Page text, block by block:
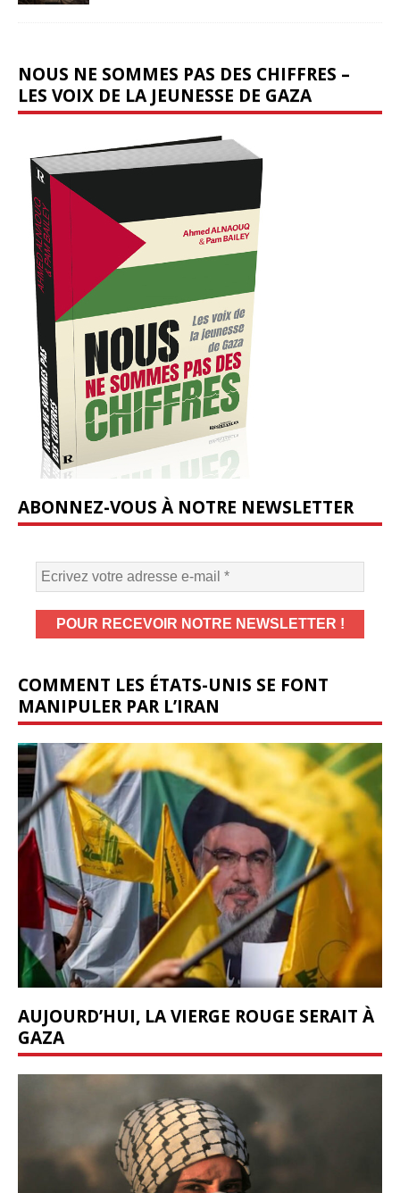
NOUS NE SOMMES PAS DES CHIFFRES –
LES VOIX DE LA JEUNESSE DE GAZA
ABONNEZ-VOUS À NOTRE NEWSLETTER
COMMENT LES ÉTATS-UNIS SE FONT
MANIPULER PAR L’IRAN
AUJOURD’HUI, LA VIERGE ROUGE SERAIT À
GAZA